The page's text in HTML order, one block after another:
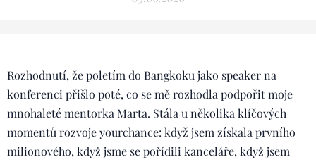
Rozhodnutí, že poletím do Bangkoku jako speaker na
konferenci přišlo poté, co se mě rozhodla podpořit moje
mnohaleté mentorka Marta. Stála u několika klíčových
momentů rozvoje yourchance: když jsem získala prvního
milionového, když jsme se pořídili kanceláře, když jsem